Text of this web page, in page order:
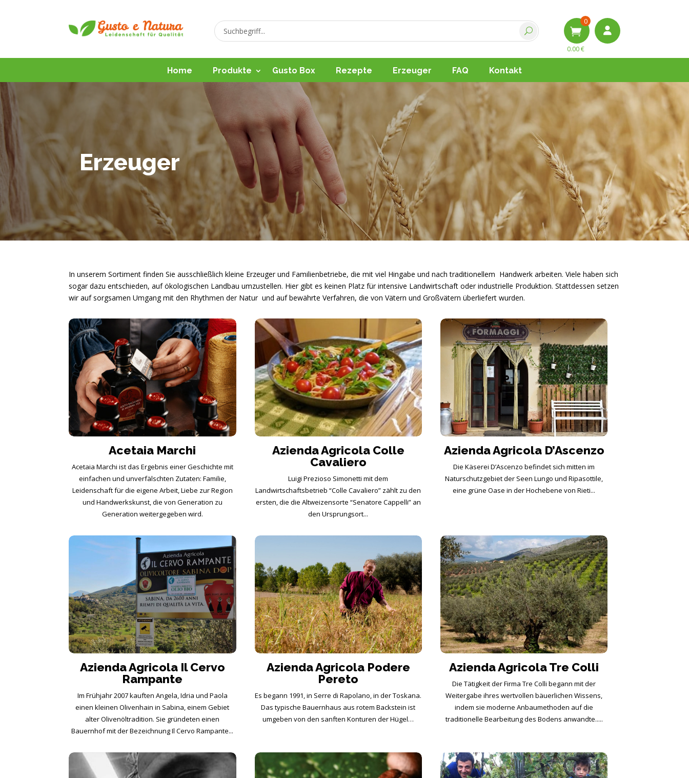
0.00€
0
Home Produkte Gusto Box Rezepte Erzeuger FAQ Kontakt
Erzeuger
In unserem Sortiment finden Sie ausschließlich kleine Erzeuger und Familienbetriebe, die mit viel Hingabe und nach traditionellem Handwerk arbeiten. Viele haben sich
sogar dazu entschieden, auf ökologischen Landbau umzustellen. Hier gibt es keinen Platz für intensive Landwirtschaft oder industrielle Produktion. Stattdessen setzen
wir auf sorgsamen Umgang mit den Rhythmen der Natur und auf bewährte Verfahren, die von Vätern und Großvätern überliefert wurden.
Acetaia Marchi
Acetaia Marchi ist das Ergebnis einer Geschichte mit
einfachen und unverfälschten Zutaten: Familie,
Leidenschaft für die eigene Arbeit, Liebe zur Region
und Handwerkskunst, die von Generation zu
Generation weitergegeben wird.
Azienda Agricola Colle
Cavaliero
Luigi Prezioso Simonetti mit dem
Landwirtschaftsbetrieb “Colle Cavaliero” zählt zu den
ersten, die die Altweizensorte “Senatore Cappelli” an
den Ursprungsort...
Azienda Agricola D’Ascenzo
Die Käserei D’Ascenzo befindet sich mitten im
Naturschutzgebiet der Seen Lungo und Ripasottile,
eine grüne Oase in der Hochebene von Rieti...
Azienda Agricola Il Cervo
Rampante
Im Frühjahr 2007 kauften Angela, Idria und Paola
einen kleinen Olivenhain in Sabina, einem Gebiet
alter Olivenöltradition. Sie gründeten einen
Bauernhof mit der Bezeichnung Il Cervo Rampante...
Azienda Agricola Podere
Pereto
Es begann 1991, in Serre di Rapolano, in der Toskana.
Das typische Bauernhaus aus rotem Backstein ist
umgeben von den sanften Konturen der Hügel…
Azienda Agricola Tre Colli
Die Tätigkeit der Firma Tre Colli begann mit der
Weitergabe ihres wertvollen bäuerlichen Wissens,
indem sie moderne Anbaumethoden auf die
traditionelle Bearbeitung des Bodens anwandte.....